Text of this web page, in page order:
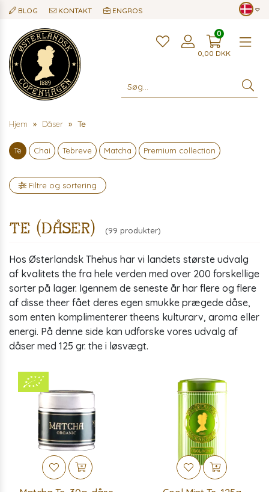
BLOG KONTAKT ENGROS
0,00 DKK
0
Hjem Dåser Te
Te Chai Tebreve Matcha Premium collection
Filtre og sortering
Te (dåser) (99 produkter)
Hos Østerlandsk Thehus har vi landets største udvalg
af kvalitets the fra hele verden med over 200 forskellige
sorter på lager. Igennem de seneste år har flere og flere
af disse theer fået deres egen smukke prægede dåse,
som enten komplimenterer theens kulturarv, aroma eller
energi. På denne side kan udforske vores udvalg af
dåser med 125 gr. the i løsvægt.